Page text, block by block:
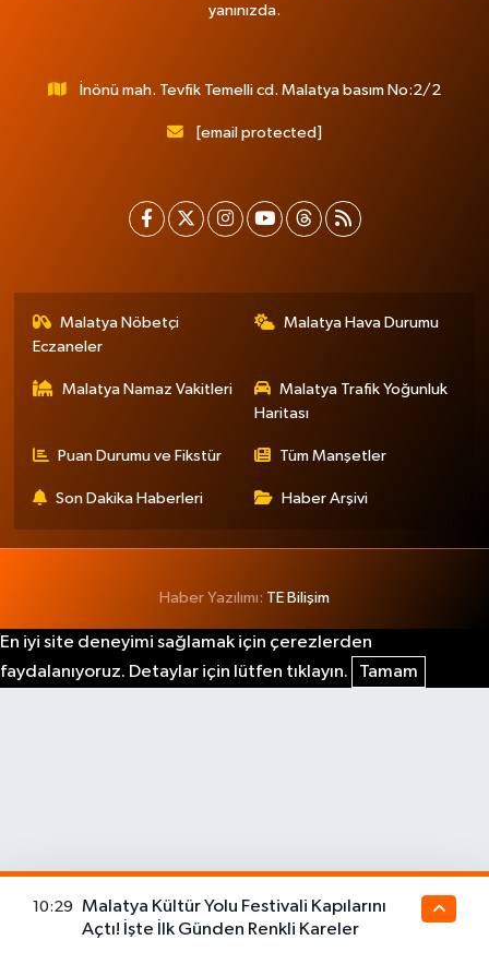
yanınızda.
İnönü mah. Tevfik Temelli cd. Malatya basım No:2/2
[email protected]
Malatya Nöbetçi
Eczaneler
Malatya Hava Durumu
Malatya Namaz Vakitleri
Malatya Trafik Yoğunluk
Haritası
Puan Durumu ve Fikstür Tüm Manşetler
Son Dakika Haberleri Haber Arşivi
Haber Yazılımı: TE Bilişim
En iyi site deneyimi sağlamak için çerezlerden
faydalanıyoruz. Detaylar için lütfen tıklayın.
Tamam
10:29
Malatya Kültür Yolu Festivali Kapılarını
Açtı! İşte İlk Günden Renkli Kareler